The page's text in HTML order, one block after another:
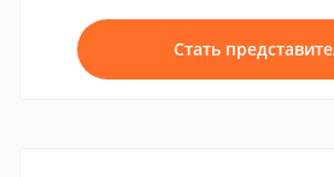
Стать